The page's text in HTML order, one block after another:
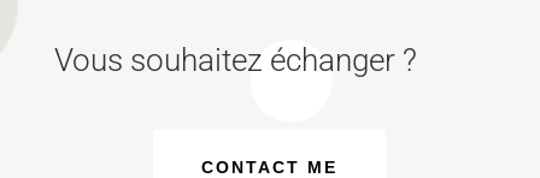
Vous souhaitez échanger ?
CONTACT ME